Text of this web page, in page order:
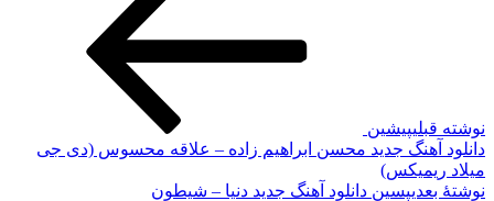
نوشته قبلیپیشین
دانلود آهنگ جدید محسن ابراهیم زاده – علاقه محسوس (دی جی
میلاد ریمیکس)
نوشته‌ٔ بعدیپسین دانلود آهنگ جدید دنیا – شیطون